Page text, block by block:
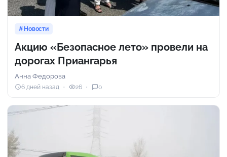
Новости
Акцию «Безопасное лето» провели на
дорогах Приангарья
Анна Федорова
6 дней назад 26 0